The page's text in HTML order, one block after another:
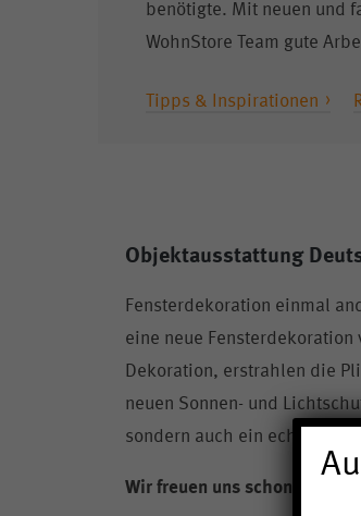
benötigte. Mit neuen und
WohnStore Team gute
Tipps & Inspirationen
Objektausstattung
Fensterdekoration einmal
eine neue Fensterdekoration
Dekoration, erstrahlen die
neuen Sonnen- und
sondern auch ein echter
Wir freuen uns schon auf die